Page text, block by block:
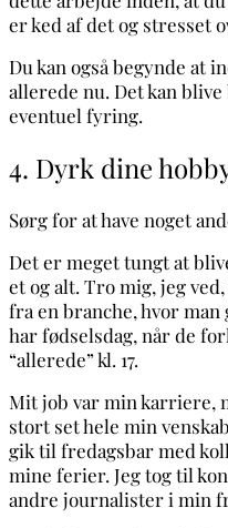
er ked af det og stresset
Du kan også begynde at
allerede nu. Det kan
eventuel fyring.
4. Dyrk dine
Sørg for at have noget
Det er meget tungt at
et og alt. Tro mig, jeg
fra en branche, hvor
har fødselsdag, når de
“allerede” kl. 17.
Mit job var min karriere,
stort set hele min
gik til fredagsbar med
mine ferier. Jeg tog til
andre journalister i min